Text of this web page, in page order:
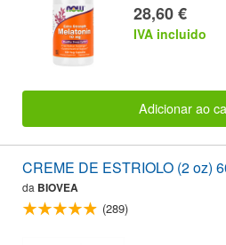
28,60 €
IVA incluido
Adicionar ao
CREME DE ESTRIOLO (2 oz)
da BIOVEA
(289)